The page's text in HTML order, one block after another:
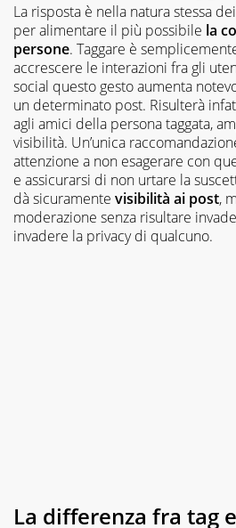
La risposta è nella natura stessa
per alimentare il più possibile la
persone. Taggare è
accrescere le interazioni fra gli
social questo gesto aumenta
un determinato post. Risulterà
agli amici della persona taggata,
visibilità. Un’unica
attenzione a non esagerare con
e assicurarsi di non urtare la
dà sicuramente visibilità ai post,
moderazione senza risultare
invadere la privacy di qualcuno.
La differenza fra tag